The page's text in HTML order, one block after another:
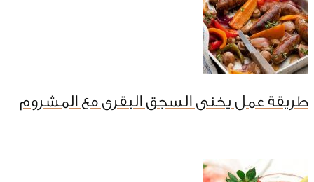
طريقة عمل يخنى السجق البقرى مع المشروم